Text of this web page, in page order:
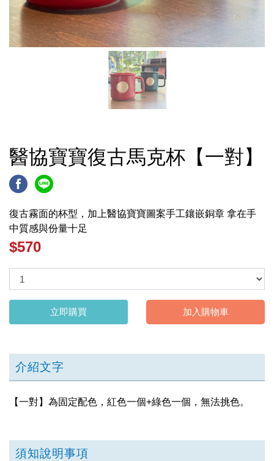
醫協寶寶復古馬克杯【一對】
復古霧面的杯型，加上醫協寶寶圖案手工鑲嵌銅章 拿在手
中質感與份量十足
$570
立即購買 加入購物車
介紹文字
【一對】為固定配色，紅色一個+綠色一個，無法挑色。
須知說明事項